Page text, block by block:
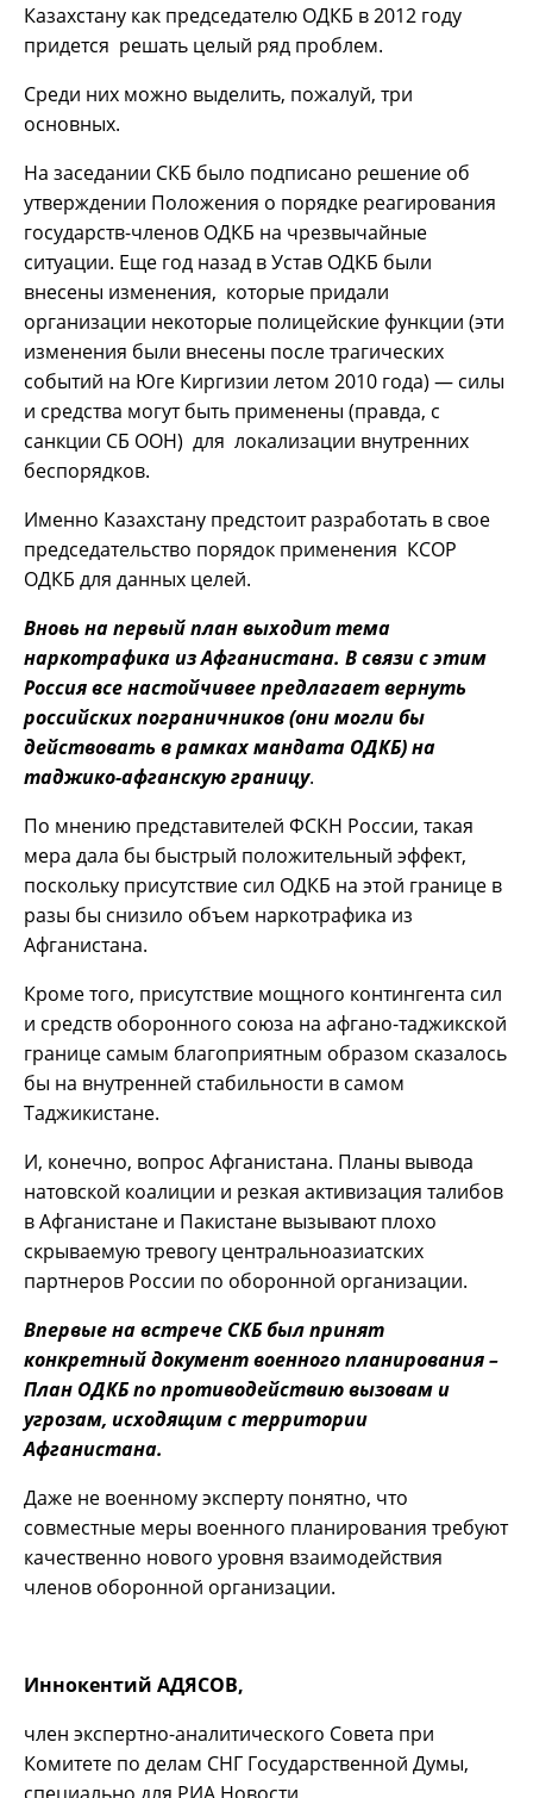
Казахстану как председателю ОДКБ в 2012 году
придется решать целый ряд проблем.
Среди них можно выделить, пожалуй, три
основных.
На заседании СКБ было подписано решение об
утверждении Положения о порядке реагирования
государств-членов ОДКБ на чрезвычайные
ситуации. Еще год назад в Устав ОДКБ были
внесены изменения, которые придали
организации некоторые полицейские функции (эти
изменения были внесены после трагических
событий на Юге Киргизии летом 2010 года) — силы
и средства могут быть применены (правда, с
санкции СБ ООН) для локализации внутренних
беспорядков.
Именно Казахстану предстоит разработать в свое
председательство порядок применения КСОР
ОДКБ для данных целей.
Вновь на первый план выходит тема
наркотрафика из Афганистана. В связи с этим
Россия все настойчивее предлагает вернуть
российских пограничников (они могли бы
действовать в рамках мандата ОДКБ) на
таджико-афганскую границу.
По мнению представителей ФСКН России, такая
мера дала бы быстрый положительный эффект,
поскольку присутствие сил ОДКБ на этой границе в
разы бы снизило объем наркотрафика из
Афганистана.
Кроме того, присутствие мощного контингента сил
и средств оборонного союза на афгано-таджикской
границе самым благоприятным образом сказалось
бы на внутренней стабильности в самом
Таджикистане.
И, конечно, вопрос Афганистана. Планы вывода
натовской коалиции и резкая активизация талибов
в Афганистане и Пакистане вызывают плохо
скрываемую тревогу центральноазиатских
партнеров России по оборонной организации.
Впервые на встрече СКБ был принят
конкретный документ военного планирования –
План ОДКБ по противодействию вызовам и
угрозам, исходящим с территории
Афганистана.
Даже не военному эксперту понятно, что
совместные меры военного планирования требуют
качественно нового уровня взаимодействия
членов оборонной организации.
Иннокентий АДЯСОВ,
член экспертно-аналитического Совета при
Комитете по делам СНГ Государственной Думы,